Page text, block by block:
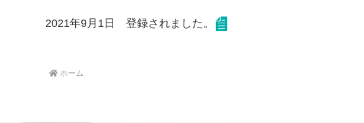
2021年9月1日 登録されました。
ホーム